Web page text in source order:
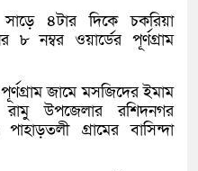
৪টার দিকে চকরিয়া
৮ নম্বর ওয়ার্ডের পূর্ণগ্রাম
জামে মসজিদের ইমাম
রামু উপজেলার রশিদনগর
গ্রামের বাসিন্দা